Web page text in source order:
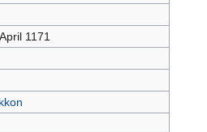
1171